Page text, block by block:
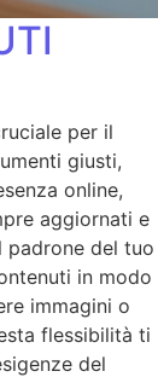
per il
giusti,
online,
aggiornati e
padrone del tuo
in modo
immagini o
flessibilità ti
del